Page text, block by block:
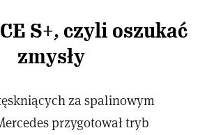
S+, czyli oszukać
zmysły
za spalinowym
przygotował tryb